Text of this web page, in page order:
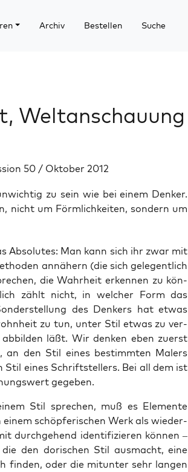
Archiv Bestellen Suche
Weltanschauung
50 / Oktober 2012
zu sein wie bei einem Denker.
nicht um Förmlichkeiten, sondern um
Abso­lu­tes: Man kann sich ihr zwar mit
annä­hern (die sich gele­gent­lich
die Wahr­heit erken­nen zu kön­
zählt nicht, in wel­cher Form das
des Den­kers hat etwas
zu tun, unter Stil etwas zu ver­
läßt. Wir den­ken eben zuerst
an den Stil eines bestimm­ten Malers
Stil eines Schrift­stel­lers. Bei all dem ist
gegeben.
Stil spre­chen, muß es Ele­men­te
einem schöp­fe­ri­schen Werk als wie­der­
durch­ge­hend iden­ti­fi­zie­ren kön­nen –
den dori­schen Stil aus­macht, eine
fin­den, oder die mit­un­ter sehr lan­gen